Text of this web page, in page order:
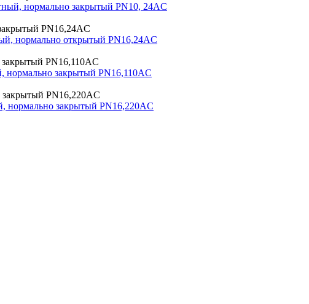
нормально закрытый PN10, 24AC
нормально открытый PN16,24AC
нормально закрытый PN16,110AC
нормально закрытый PN16,220AC